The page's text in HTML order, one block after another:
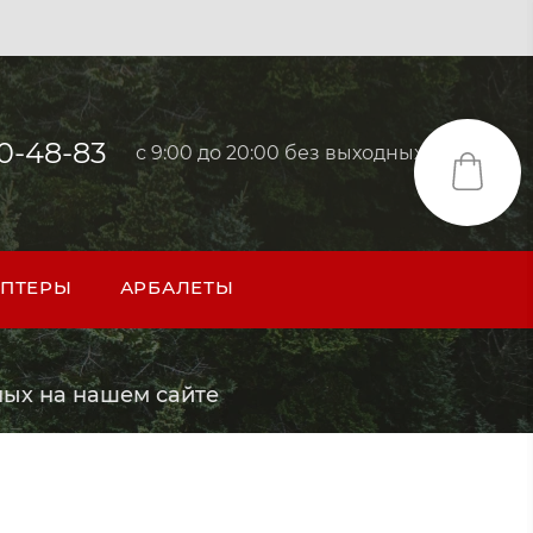
48-83 с 9:00 до 20:00 без выходных
АРБАЛЕТЫ
на нашем сайте